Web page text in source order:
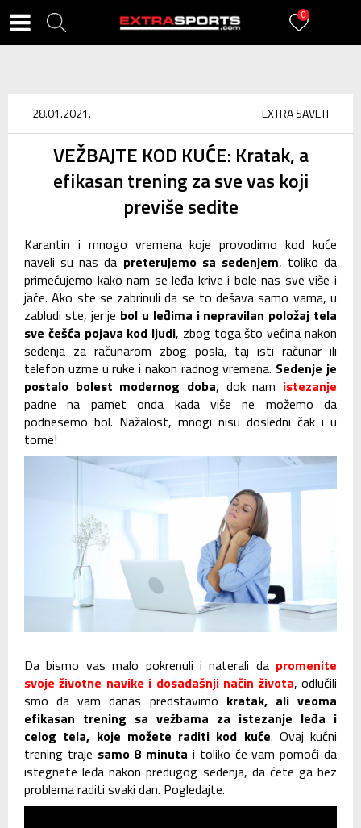
0
EXTRA SAVETI
28.01.2021.
VEŽBAJTE KOD KUĆE: Kratak, a
efikasan trening za sve vas koji
previše sedite
Karantin i mnogo vremena koje provodimo kod kuće
naveli su nas da preterujemo sa sedenjem, toliko da
primećujemo kako nam se leđa krive i bole nas sve više i
jače. Ako ste se zabrinuli da se to dešava samo vama, u
zabludi ste, jer je bol u leđima i nepravilan položaj tela
sve češća pojava kod ljudi, zbog toga što većina nakon
sedenja za računarom zbog posla, taj isti računar ili
telefon uzme u ruke i nakon radnog vremena. Sedenje je
postalo bolest modernog doba, dok nam istezanje
padne na pamet onda kada više ne možemo da
podnesemo bol. Nažalost, mnogi nisu dosledni čak i u
tome!
Da bismo vas malo pokrenuli i naterali da promenite
svoje životne navike i dosadašnji način života, odlučili
smo da vam danas predstavimo kratak, ali veoma
efikasan trening sa vežbama za istezanje leđa i
celog tela, koje možete raditi kod kuće. Ovaj kućni
trening traje samo 8 minuta i toliko će vam pomoći da
istegnete leđa nakon predugog sedenja, da ćete ga bez
problema raditi svaki dan. Pogledajte.